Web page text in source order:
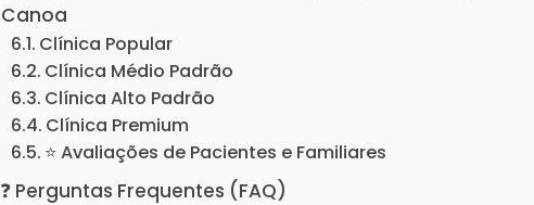
Canoa
Clínica Popular
Clínica Médio Padrão
Clínica Alto Padrão
Clínica Premium
⭐ Avaliações de Pacientes e Familiares
❓ Perguntas Frequentes (FAQ)